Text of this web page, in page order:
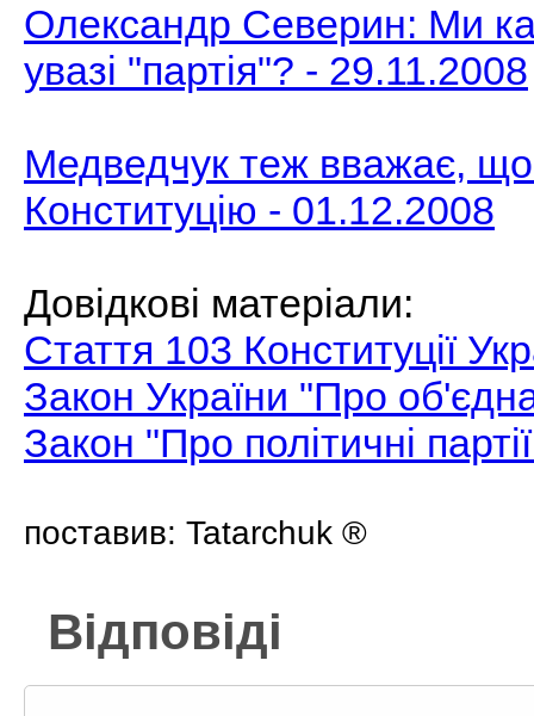
Олександр Северин: Ми
увазі "партія"? - 29.11.2008
Медведчук теж вважає,
Конституцію - 01.12.2008
Довідкові матеріали:
Стаття 103 Конституції
Закон України "Про
Закон "Про політичні
поставив: Tatarchuk ®
Відповіді